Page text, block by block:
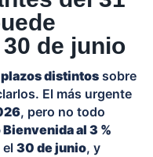
de junio
distintos sobre
El más urgente
, pero no todo
al 3 %
el 30 de junio, y